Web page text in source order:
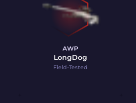
AWP
LongDog
Field-Tested